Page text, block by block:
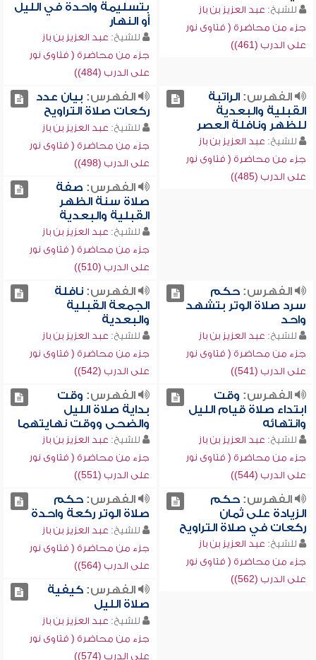
للشيخ: عبد العزيز بن باز
جزء من محاضرة ( فتاوى نور
على الدرب (461))
بتسليمة واحدة في الليل
أو النهار
للشيخ: عبد العزيز بن باز
جزء من محاضرة ( فتاوى نور
على الدرب (484))
الفهرس:الراتبة
القبلية والبعدية
للظهر ونافلة العصر
للشيخ: عبد العزيز بن باز
جزء من محاضرة ( فتاوى نور
على الدرب (485))
الفهرس: بيان عدد
ركعات صلاة التراويح
للشيخ: عبد العزيز بن باز
جزء من محاضرة ( فتاوى نور
على الدرب (498))
الفهرس: صفة
صلاة سنة الظهر
القبلية والبعدية
للشيخ: عبد العزيز بن باز
جزء من محاضرة ( فتاوى نور
على الدرب (510))
الفهرس:حكم
سرد صلاة الوتر بتشهد
واحد
للشيخ: عبد العزيز بن باز
جزء من محاضرة ( فتاوى نور
على الدرب (541))
الفهرس:نافلة
الجمعة القبلية
والبعدية
للشيخ: عبد العزيز بن باز
جزء من محاضرة ( فتاوى نور
على الدرب (542))
الفهرس: وقت
ابتداء صلاة قيام الليل
وانتهائه
للشيخ: عبد العزيز بن باز
جزء من محاضرة ( فتاوى نور
على الدرب (544))
الفهرس: وقت
بداية صلاة الليل
والضحى ووقت نهايتهما
للشيخ: عبد العزيز بن باز
جزء من محاضرة ( فتاوى نور
على الدرب (551))
الفهرس:حكم
الزيادة على ثمان
ركعات في صلاة التراويح
للشيخ: عبد العزيز بن باز
جزء من محاضرة ( فتاوى نور
على الدرب (562))
الفهرس:حكم
صلاة الوتر ركعة واحدة
للشيخ: عبد العزيز بن باز
جزء من محاضرة ( فتاوى نور
على الدرب (564))
الفهرس:كيفية
صلاة الليل
للشيخ: عبد العزيز بن باز
جزء من محاضرة ( فتاوى نور
على الدرب (574))